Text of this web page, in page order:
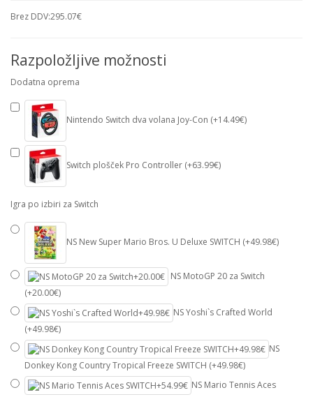
Brez DDV:295.07€
Razpoložljive možnosti
Dodatna oprema
Nintendo Switch dva volana Joy-Con (+14.49€)
Switch plošček Pro Controller (+63.99€)
Igra po izbiri za Switch
NS New Super Mario Bros. U Deluxe SWITCH (+49.98€)
NS MotoGP 20 za Switch
(+20.00€)
NS Yoshi`s Crafted World
(+49.98€)
NS
Donkey Kong Country Tropical Freeze SWITCH (+49.98€)
NS Mario Tennis Aces